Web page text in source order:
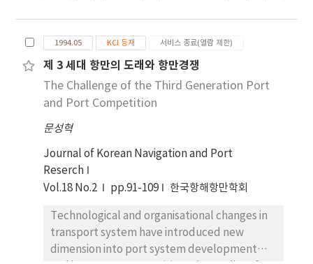
of the port were the floating materials,
fishing nets, andillegal fishing activities inthe
stricter enforcement of Acts and the
instructive education for the fishermen are
required to avoid the risks. (3) A majority of
the respondents agreed the VTS has
and they pointed out ' the assiatances in
reduced visibililty conditions' is the most
important task of VTS. The amount of 75.6%
experienced the assistance from VTS more
than 1 time since the system was established
in the port of Pohang . Also 44.2% of the
has yielded a literature biased towards
specific locations rather than towards the
analysis of processes and issues. The
redevelopment of urban waterfronts does
not, of course, occur exclusively in port cities
but is found as a continuous process in most
juxtaposed, whether or not commercial port
activity is or was present. Port cities,
however, as a result of the concentration and
juxtaposition of urban and maritime
issues involved in waterfront redevelopment
most clearly. In this context, the general aim
is to explore Korean dimensions of
1994.05 KCI 등재 서비스 종료(열람 제한)
제 3 세대 항만의 도래와 항만경쟁
The Challenge of the Third Generation Port
and Port Competition
문성혁
Journal of Korean Navigation and Port
Reserch
Vol.18 No.2
pp.91-109 한국항해항만학회
Technological and organisational changes in
transport system have introduced new
dimension into port system development